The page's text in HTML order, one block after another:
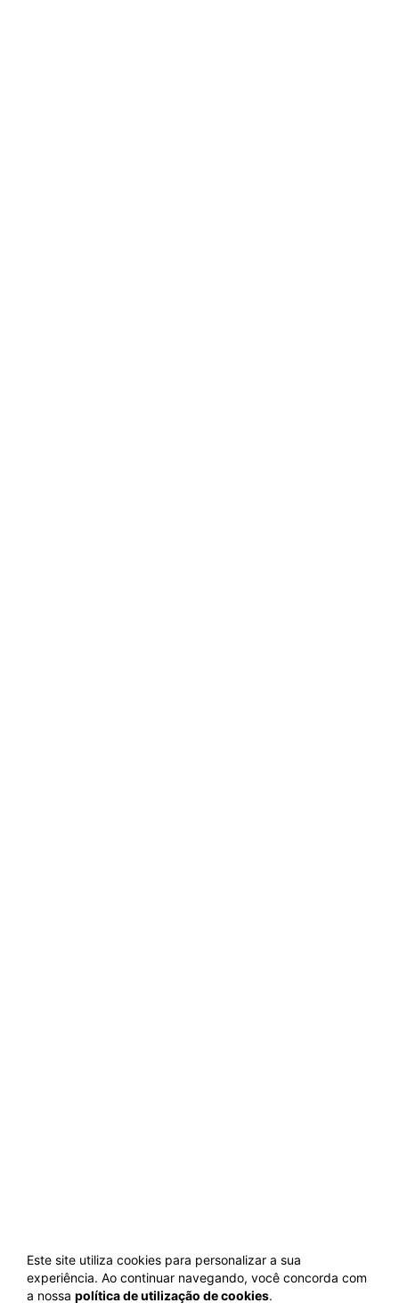
Este site utiliza cookies para personalizar a sua
experiência. Ao continuar navegando, você concorda com
a nossa política de utilização de cookies.